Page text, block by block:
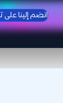
انضم إلينا على